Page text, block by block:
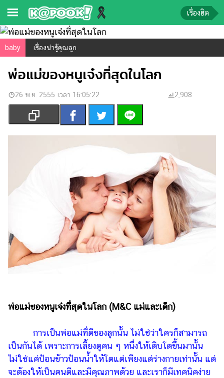
ข่าว-
ความ
รู้
ข่าว
ข่าว
บันเทิง
บอล
การ
ศึกษา
รูปภาพ
Music
Station
เรื่องฮิต
baby เรื่องน่ารู้คุณลูก
พ่อแม่ของหนูเจ๋งที่สุดในโลก
26 พ.ย. 2555 เวลา 16:05:22 2,908
พ่อแม่ของหนูเจ๋งที่สุดในโลก (M&C แม่และเด็ก)
การเป็นพ่อแม่ที่ดีของลูกนั้น ไม่ใช่ว่าใครก็สามารถ
เป็นกันได้ เพราะการเลี้ยงดูคน ๆ หนึ่งให้เติบโตขึ้นมานั้น
ไม่ใช่แค่ป้อนข้าวป้อนน้ำให้โตแต่เพียงแต่ร่างกายเท่านั้น แต่
จะต้องให้เป็นคนดีและมีคุณภาพด้วย และเราก็มีเทคนิคง่าย